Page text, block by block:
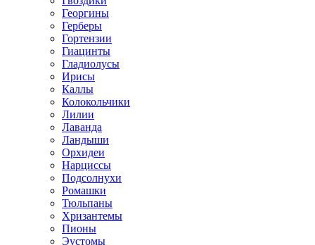
Георгины
Герберы
Гортензии
Гиацинты
Гладиолусы
Ирисы
Каллы
Колокольчики
Лилии
Лаванда
Ландыши
Орхидеи
Нарциссы
Подсолнухи
Ромашки
Тюльпаны
Хризантемы
Пионы
Эустомы